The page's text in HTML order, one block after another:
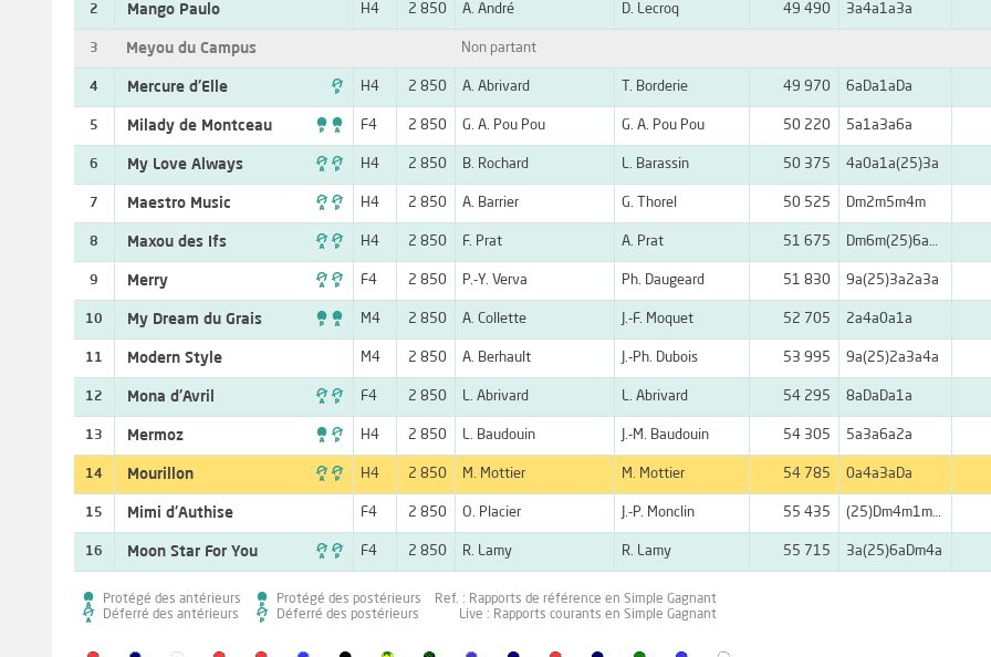
2 Mango Paulo H4 2 850 A. André D. Lecroq 49 490 3a4a1a3a
3 Meyou du Campus Non partant
4 Mercure d'Elle  H4 2 850 A. Abrivard T. Borderie 49 970 6aDa1aDa
5 Milady de Montceau  F4 2 850 G. A. Pou Pou G. A. Pou Pou 50 220 5a1a3a6a
6 My Love Always  H4 2 850 B. Rochard L. Barassin 50 375 4a0a1a(25)3a
7 Maestro Music  H4 2 850 A. Barrier G. Thorel 50 525 Dm2m5m4m
8 Maxou des Ifs  H4 2 850 F. Prat A. Prat 51 675 Dm6m(25)6a7a
9 Merry  F4 2 850 P.-Y. Verva Ph. Daugeard 51 830 9a(25)3a2a3a
10 My Dream du Grais  M4 2 850 A. Collette J.-F. Moquet 52 705 2a4a0a1a
11 Modern Style M4 2 850 A. Berhault J.-Ph. Dubois 53 995 9a(25)2a3a4a
12 Mona d'Avril  F4 2 850 L. Abrivard L. Abrivard 54 295 8aDaDa1a
13 Mermoz  H4 2 850 L. Baudouin J.-M. Baudouin 54 305 5a3a6a2a
14 Mourillon  H4 2 850 M. Mottier M. Mottier 54 785 0a4a3aDa
15 Mimi d'Authise F4 2 850 O. Placier J.-P. Monclin 55 435 (25)Dm4m1m1m
16 Moon Star For You  F4 2 850 R. Lamy R. Lamy 55 715 3a(25)6aDm4a
Protégé des antérieurs
Déferré des antérieurs
Protégé des postérieurs
Déferré des postérieurs
Ref. : Rapports de référence en Simple Gagnant
Live : Rapports courants en Simple Gagnant